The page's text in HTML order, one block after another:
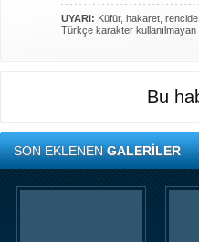
UYARI: Küfür, hakaret,
Türkçe karakter kullanılmayan
Bu
SON EKLENENGALERİLER